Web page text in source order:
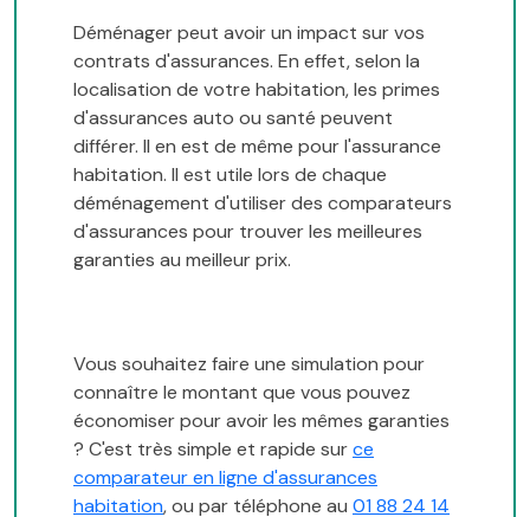
Déménager peut avoir un impact sur vos
contrats d'assurances. En effet, selon la
localisation de votre habitation, les primes
d'assurances auto ou santé peuvent
différer. Il en est de même pour l'assurance
habitation. Il est utile lors de chaque
déménagement d'utiliser des comparateurs
d'assurances pour trouver les meilleures
garanties au meilleur prix.
Vous souhaitez faire une simulation pour
connaître le montant que vous pouvez
économiser pour avoir les mêmes garanties
? C'est très simple et rapide surce
comparateur en ligne d'assurances
habitation, ou par téléphone au 01 88 24 14